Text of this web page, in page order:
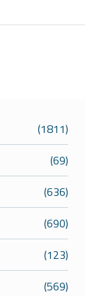
(1811)
(69)
(636)
(690)
(123)
(569)